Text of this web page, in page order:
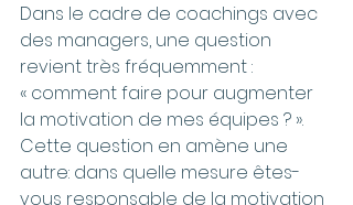
Dans le cadre de coachings avec
des managers, une question
revient très fréquemment :
« comment faire pour augmenter
la motivation de mes équipes ? ».
Cette question en amène une
autre: dans quelle mesure êtes-
vous responsable de la motivation